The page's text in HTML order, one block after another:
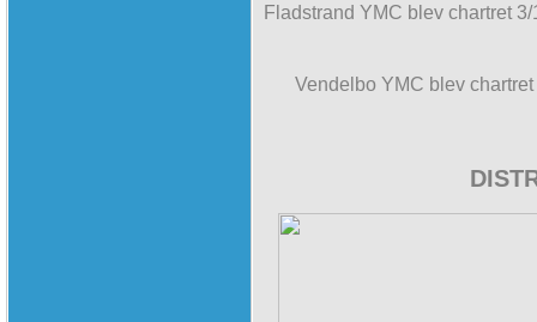
Fladstrand YMC blev chartret
Vendelbo YMC blev